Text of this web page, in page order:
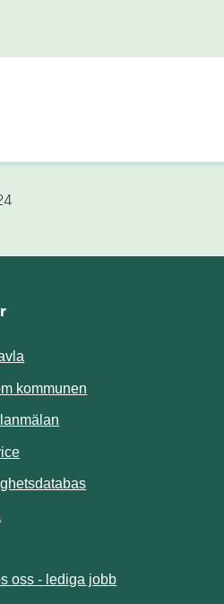
kommunen Länk till annan
Länk till annan webbplats.
Länk till annan
till annan webbplats.
oss - lediga jobb